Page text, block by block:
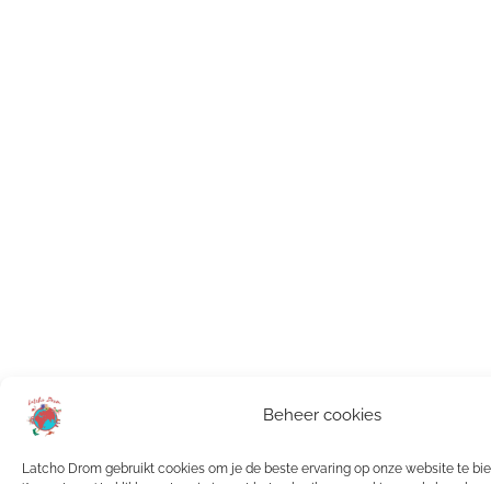
Beheer cookies
Latcho Drom gebruikt cookies om je de beste ervaring op onze website te